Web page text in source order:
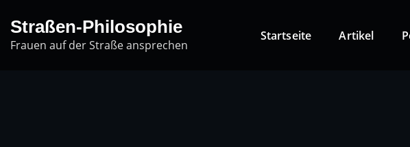
content
Straßen-Philosophie
Frauen auf der Straße ansprechen
Startseite Artikel